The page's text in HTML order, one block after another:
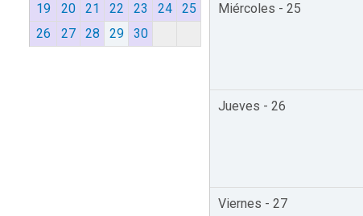
19
20 21 22 23 24
25
26
27 28 29 30
Miércoles - 25
Jueves - 26
Viernes - 27